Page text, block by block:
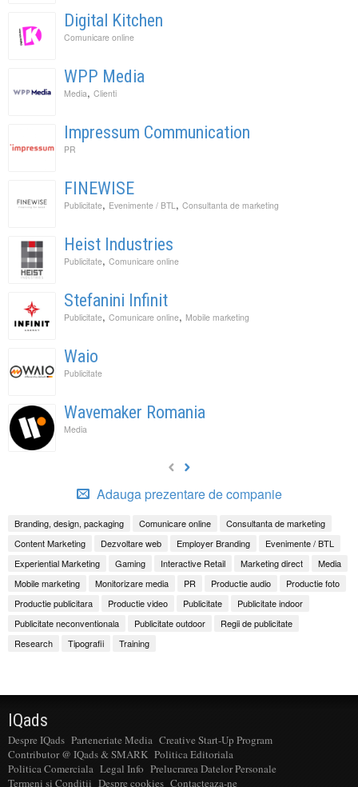
Digital Kitchen
Comunicare online
WPP Media
Media, Clienti
Impressum Communication
PR
FINEWISE
Publicitate, Evenimente / BTL, Consultanta de marketing
Heist Industries
Publicitate, Comunicare online
Stefanini Infinit
Publicitate, Comunicare online, Mobile marketing
Waio
Publicitate
Wavemaker Romania
Media
Adauga prezentare de companie
Branding, design, packaging Comunicare online
Consultanta de marketing
Content Marketing
Dezvoltare web Employer Branding
Evenimente / BTL
Experiential Marketing
Gaming Interactive Retail Marketing direct
Media
Mobile marketing
Monitorizare media PR Productie audio
Productie foto
Productie publicitara
Productie video Publicitate
Publicitate indoor
Publicitate neconventionala
Publicitate outdoor
Regii de publicitate
Research
Tipografii Training
IQads
Despre IQads Parteneriate Media Creative Start-Up Program
Contributor @ IQads & SMARK Politica Editoriala
Politica Comerciala Legal Info Prelucrarea Datelor Personale
Termeni si Conditii Despre cookies Contacteaza-ne